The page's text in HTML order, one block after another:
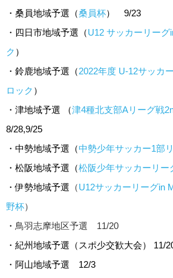
・桑員地域予選（桑員杯） 9/23
・四日市地域予選（U12 サッカーリーグ
ク ）
・鈴鹿地域予選（2022年度 U-12サッカ
ロック ）
・津地域予選 （津4種北支部Aリーグ戦
8/28,9/25
・中勢地域予選（中勢少年サッカー1部
・松阪地域予選（松阪少年サッカーリー
・伊勢地域予選 （U12サッカーリーグin
野杯）
・ 鳥羽志摩地区予選 11/20
・紀州地域予選（スポ少交歓大会） 11/
・阿山地域予選 12/3